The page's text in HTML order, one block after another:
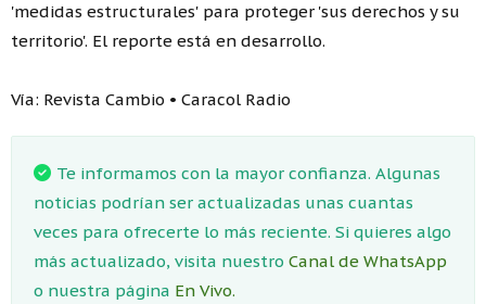
'medidas estructurales' para proteger 'sus derechos y su
territorio'. El reporte está en desarrollo.
Vía: Revista Cambio • Caracol Radio
Te informamos con la mayor confianza. Algunas
noticias podrían ser actualizadas unas cuantas
veces para ofrecerte lo más reciente. Si quieres algo
más actualizado, visita nuestro Canal de WhatsApp
o nuestra página En Vivo.